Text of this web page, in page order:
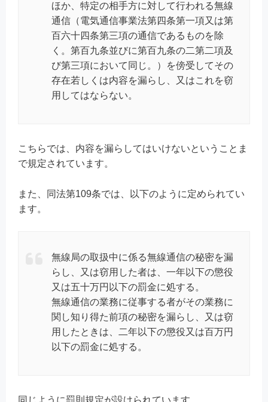
ほか、特定の相手方に対して行われる無線
通信（電気通信事業法第四条第一項又は第
百六十四条第三項の通信であるものを除
く。第百九条並びに第百九条の二第二項及
び第三項において同じ。）を傍受してその
存在若しくは内容を漏らし、又はこれを窃
用してはならない。
こちらでは、内容を漏らしてはいけないということま
で規定されています。
また、同法第109条では、以下のように定められてい
ます。
無線局の取扱中に係る無線通信の秘密を漏
らし、又は窃用した者は、一年以下の懲役
又は五十万円以下の罰金に処する。
無線通信の業務に従事する者がその業務に
関し知り得た前項の秘密を漏らし、又は窃
用したときは、二年以下の懲役又は百万円
以下の罰金に処する。